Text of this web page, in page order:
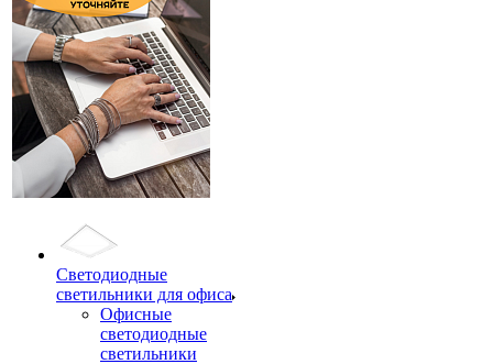
Светодиодные
светильники для офиса
Офисные
светодиодные
светильники